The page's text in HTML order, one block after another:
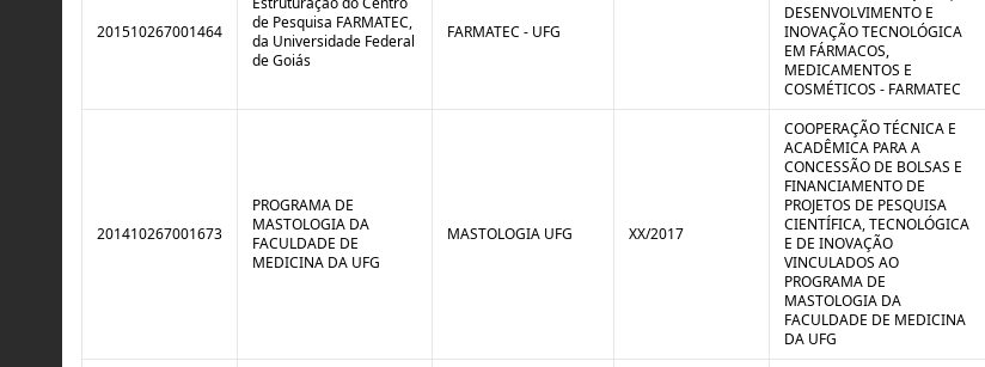
201510267001464
de Pesquisa FARMATEC,
da Universidade Federal
de Goiás
FARMATEC - UFG
DESENVOLVIMENTO E
INOVAÇÃO TECNOLÓGICA
EM FÁRMACOS,
MEDICAMENTOS E
COSMÉTICOS - FARMATEC
201410267001673
PROGRAMA DE
MASTOLOGIA DA
FACULDADE DE
MEDICINA DA UFG
MASTOLOGIA UFG XX/2017
COOPERAÇÃO TÉCNICA E
ACADÊMICA PARA A
CONCESSÃO DE BOLSAS E
FINANCIAMENTO DE
PROJETOS DE PESQUISA
CIENTÍFICA, TECNOLÓGICA
E DE INOVAÇÃO
VINCULADOS AO
PROGRAMA DE
MASTOLOGIA DA
FACULDADE DE MEDICINA
DA UFG